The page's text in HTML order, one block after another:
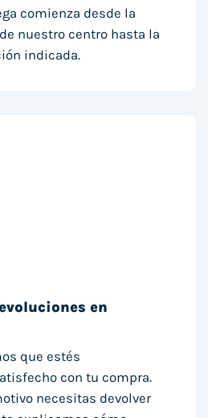
comienza desde la
nuestro centro hasta la
indicada.
en
que estés
con tu compra.
necesitas devolver